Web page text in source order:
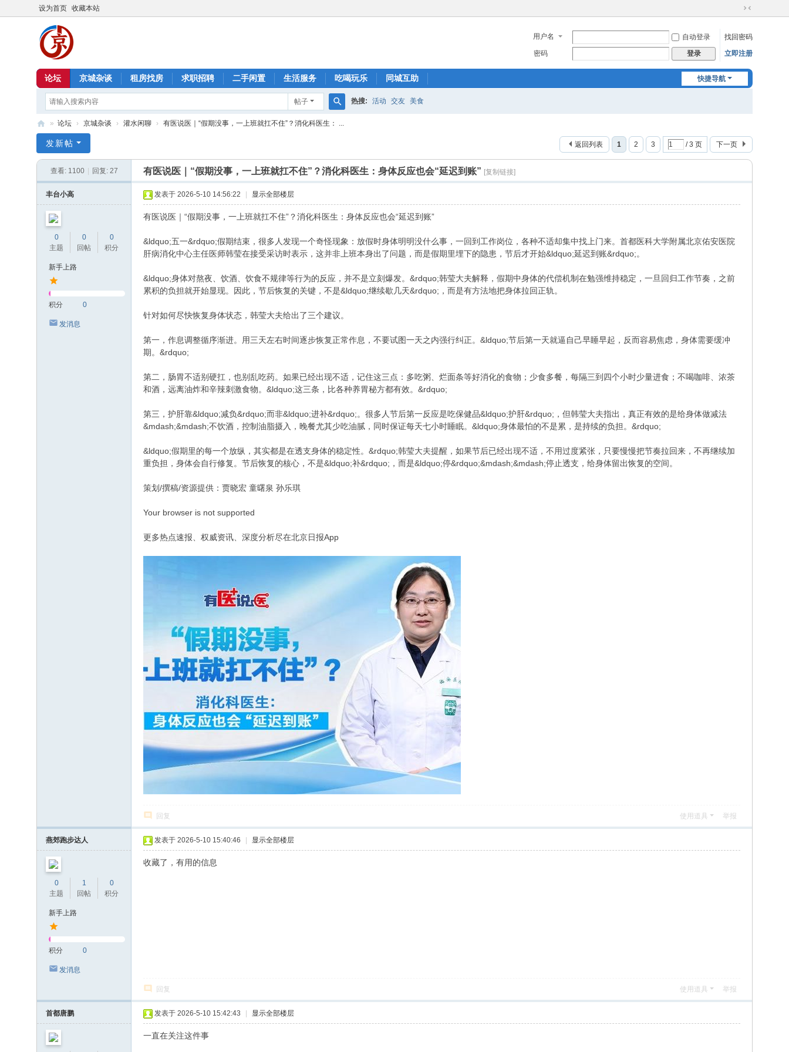
设为首页 收藏本站
切
到
窄
用户名 自动登录
找回密码
密码
登录 立即注册
快捷导航
论坛 京城杂谈 租房找房 求职招聘 二手闲置 生活服务 吃喝玩乐 同城互助
帖子 热搜: 活动 交友 美食
京
» 论坛 › 京城杂谈 › 灌水闲聊 › 有医说医｜“假期没事，一上班就扛不住”？消化科医生： ...
1 2 3 / 3 页 下一页
返回列表
发新帖
查看: 1100 回复: 27 有医说医｜“假期没事，一上班就扛不住”？消化科医生：身体反应也会“延迟到账” [复制链接]
丰台小高
0
主题
0
回帖
0
积分
新手上路
积分 0
发消息
发表于 2026-5-10 14:56:22 显示全部楼层
有医说医｜“假期没事，一上班就扛不住”？消化科医生：身体反应也会“延迟到账”
&ldquo;五一&rdquo;假期结束，很多人发现一个奇怪现象：放假时身体明明没什么事，一回到工作岗位，各种不适却集中找上门来。首都医科大学附属北京佑安医院
肝病消化中心主任医师韩莹在接受采访时表示，这并非上班本身出了问题，而是假期里埋下的隐患，节后才开始&ldquo;延迟到账&rdquo;。
&ldquo;身体对熬夜、饮酒、饮食不规律等行为的反应，并不是立刻爆发。&rdquo;韩莹大夫解释，假期中身体的代偿机制在勉强维持稳定，一旦回归工作节奏，之前
累积的负担就开始显现。因此，节后恢复的关键，不是&ldquo;继续歇几天&rdquo;，而是有方法地把身体拉回正轨。
针对如何尽快恢复身体状态，韩莹大夫给出了三个建议。
第一，作息调整循序渐进。用三天左右时间逐步恢复正常作息，不要试图一天之内强行纠正。&ldquo;节后第一天就逼自己早睡早起，反而容易焦虑，身体需要缓冲
期。&rdquo;
第二，肠胃不适别硬扛，也别乱吃药。如果已经出现不适，记住这三点：多吃粥、烂面条等好消化的食物；少食多餐，每隔三到四个小时少量进食；不喝咖啡、浓茶
和酒，远离油炸和辛辣刺激食物。&ldquo;这三条，比各种养胃秘方都有效。&rdquo;
第三，护肝靠&ldquo;减负&rdquo;而非&ldquo;进补&rdquo;。很多人节后第一反应是吃保健品&ldquo;护肝&rdquo;，但韩莹大夫指出，真正有效的是给身体做减法
&mdash;&mdash;不饮酒，控制油脂摄入，晚餐尤其少吃油腻，同时保证每天七小时睡眠。&ldquo;身体最怕的不是累，是持续的负担。&rdquo;
&ldquo;假期里的每一个放纵，其实都是在透支身体的稳定性。&rdquo;韩莹大夫提醒，如果节后已经出现不适，不用过度紧张，只要慢慢把节奏拉回来，不再继续加
重负担，身体会自行修复。节后恢复的核心，不是&ldquo;补&rdquo;，而是&ldquo;停&rdquo;&mdash;&mdash;停止透支，给身体留出恢复的空间。
策划/撰稿/资源提供：贾晓宏 童曙泉 孙乐琪
Your browser is not supported
更多热点速报、权威资讯、深度分析尽在北京日报App
回复 使用道具 举报
燕郊跑步达人
0
主题
1
回帖
0
积分
新手上路
积分 0
发消息
发表于 2026-5-10 15:40:46 显示全部楼层
收藏了，有用的信息
回复 使用道具 举报
首都唐鹏 发表于 2026-5-10 15:42:43 显示全部楼层
一直在关注这件事